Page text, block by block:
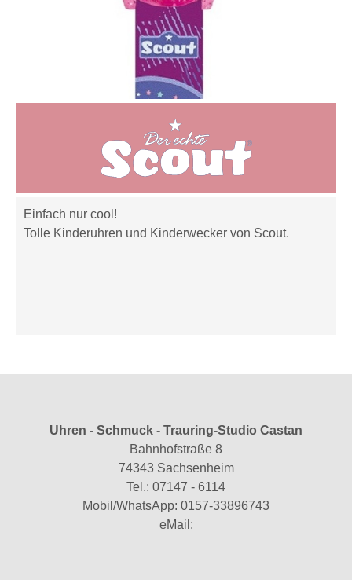
Einfach nur cool!
Tolle Kinderuhren und Kinderwecker von Scout.
Uhren - Schmuck - Trauring-Studio Castan
Bahnhofstraße 8
74343 Sachsenheim
Tel.: 07147 - 6114
Mobil/WhatsApp: 0157-33896743
eMail: